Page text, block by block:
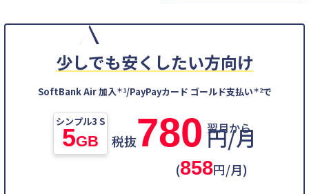
少しでも安くしたい方向け
SoftBank Air 加入＊1/PayPayカード ゴールド支払い＊2で
シンプル3 S
5GB 税抜780 円/月
(858円/月)